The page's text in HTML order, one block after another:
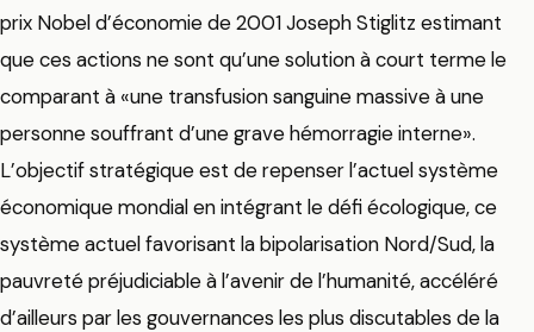
prix Nobel d’économie de 2001 Joseph Stiglitz estimant
que ces actions ne sont qu’une solution à court terme le
comparant à «une transfusion sanguine massive à une
personne souffrant d’une grave hémorragie interne».
L’objectif stratégique est de repenser l’actuel système
économique mondial en intégrant le défi écologique, ce
système actuel favorisant la bipolarisation Nord/Sud, la
pauvreté préjudiciable à l’avenir de l’humanité, accéléré
d’ailleurs par les gouvernances les plus discutables de la